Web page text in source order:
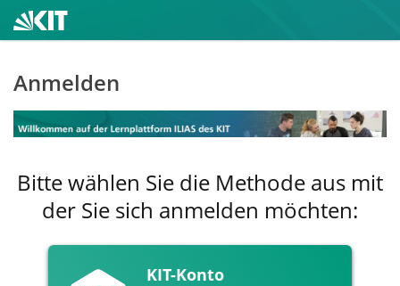
Anmelden
Bitte wählen Sie die Methode aus mit
der Sie sich anmelden möchten:
KIT-Konto